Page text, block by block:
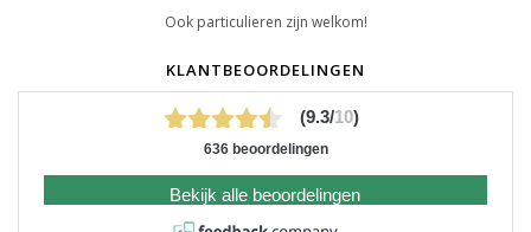
Ook particulieren zijn welkom!
KLANTBEOORDELINGEN
(9.3/10)
636 beoordelingen
Bekijk alle beoordelingen